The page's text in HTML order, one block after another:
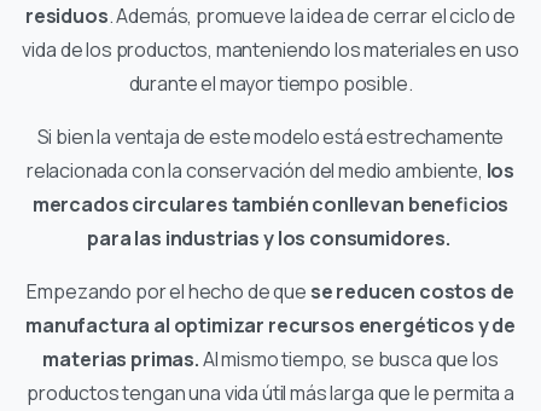
residuos. Además, promueve la idea de cerrar el ciclo de
vida de los productos, manteniendo los materiales en uso
durante el mayor tiempo posible.
Si bien la ventaja de este modelo está estrechamente
relacionada con laconservación del medio ambiente, los
mercados circulares también conllevan beneficios
para las industrias y los consumidores.
Empezando por el hecho de que se reducen costos de
manufactura al optimizar recursos energéticos y de
materias primas.Al mismo tiempo, se busca que los
productos tengan unavida útil más largaque le permita a